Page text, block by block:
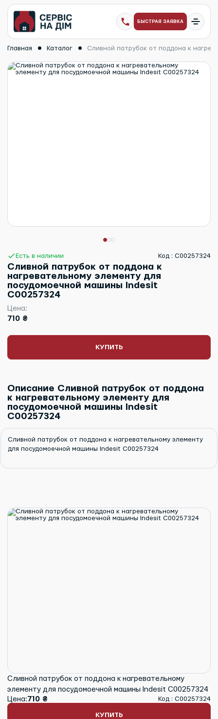
БЫСТРАЯ ЗАЯВКА
Главная Каталог Сливной патрубок от поддона к
Есть в наличии Код : C00257324
Сливной патрубок от поддона к
нагревательному элементу для
посудомоечной машины Indesit
C00257324
Цена:
710 ₴
КУПИТЬ
Описание Сливной патрубок от поддона
к нагревательному элементу для
посудомоечной машины Indesit
C00257324
Сливной патрубок от поддона к нагревательному элементу
для посудомоечной машины Indesit C00257324
Сливной патрубок от поддона к нагревательному
элементу для посудомоечной машины Indesit C00257324
Цена:710 ₴ Код : C00257324
КУПИТЬ